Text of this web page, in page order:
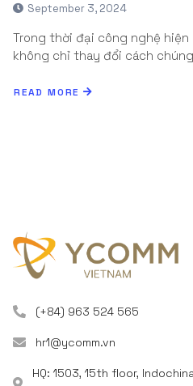
September 3, 2024
Trong thời đại công nghệ hiện
không chỉ thay đổi cách
READ MORE
(+84) 963 524 565
hr1@ycomm.vn
HQ: 1503, 15th floor,